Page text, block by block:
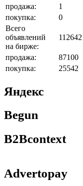
продажа:
1
покупка:
0
Всего
объявлений
на бирже:
112642
продажа:
87100
покупка:
25542
Яндекс
Begun
B2Bcontext
Advertopay